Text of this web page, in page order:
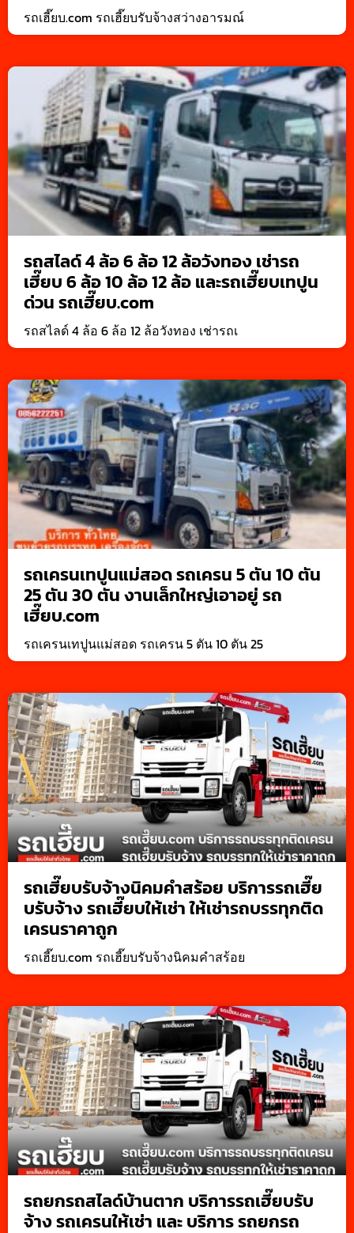
รถเฮี๊ยบ.com รถเฮี๊ยบรับจ้างสว่างอารมณ์
รถสไลด์ 4 ล้อ 6 ล้อ 12 ล้อวังทอง เช่ารถ
เฮี๊ยบ 6 ล้อ 10 ล้อ 12 ล้อ และรถเฮี๊ยบเทปูน
ด่วน รถเฮี๊ยบ.com
รถสไลด์ 4 ล้อ 6 ล้อ 12 ล้อวังทอง เช่ารถเ
รถเครนเทปูนแม่สอด รถเครน 5 ตัน 10 ตัน
25 ตัน 30 ตัน งานเล็กใหญ่เอาอยู่ รถ
เฮี๊ยบ.com
รถเครนเทปูนแม่สอด รถเครน 5 ตัน 10 ตัน 25
รถเฮี๊ยบรับจ้างนิคมคำสร้อย บริการรถเฮี๊ย
บรับจ้าง รถเฮี๊ยบให้เช่า ให้เช่ารถบรรทุกติด
เครนราคาถูก
รถเฮี๊ยบ.com รถเฮี๊ยบรับจ้างนิคมคำสร้อย
รถยกรถสไลด์บ้านตาก บริการรถเฮี๊ยบรับ
จ้าง รถเครนให้เช่า และ บริการ รถยกรถ